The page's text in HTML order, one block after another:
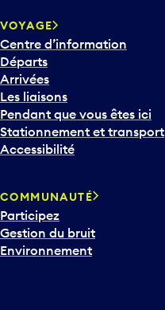
v
e
r
s
l
e
b
a
o
u
r
i
VOYAGE
Centre d’information
Départs
Arrivées
Les liaisons
Pendant que vous êtes ici
Stationnement et transport
Accessibilité
COMMUNAUTÉ
Participez
Gestion du bruit
Environnement